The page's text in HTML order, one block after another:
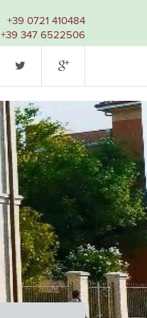
+39 0721 410484
+39 347 6522506